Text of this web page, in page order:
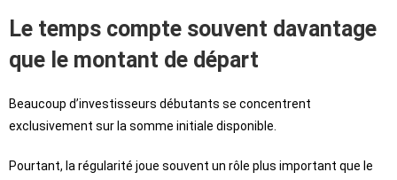
Le temps compte souvent davantage
que le montant de départ
Beaucoup d’investisseurs débutants se concentrent
exclusivement sur la somme initiale disponible.
Pourtant, la régularité joue souvent un rôle plus important que le